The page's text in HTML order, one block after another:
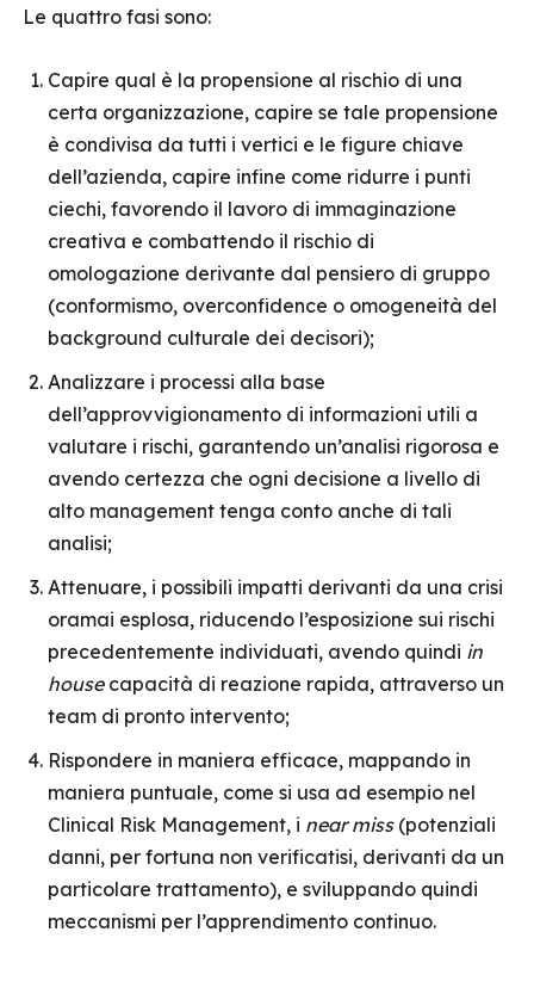
Le quattro fasi sono:
Capire qual è la propensione al rischio di una
certa organizzazione, capire se tale propensione
è condivisa da tutti i vertici e le figure chiave
dell’azienda, capire infine come ridurre i punti
ciechi, favorendo il lavoro di immaginazione
creativa e combattendo il rischio di
omologazione derivante dal pensiero di gruppo
(conformismo, overconfidence o omogeneità del
background culturale dei decisori);
Analizzare i processi alla base
dell’approvvigionamento di informazioni utili a
valutare i rischi, garantendo un’analisi rigorosa e
avendo certezza che ogni decisione a livello di
alto management tenga conto anche di tali
analisi;
Attenuare, i possibili impatti derivanti da una crisi
oramai esplosa, riducendo l’esposizione sui rischi
precedentemente individuati, avendo quindi in
housecapacità di reazione rapida, attraverso un
team di pronto intervento;
Rispondere in maniera efficace, mappando in
maniera puntuale, come si usa ad esempio nel
Clinical Risk Management, i near miss (potenziali
danni, per fortuna non verificatisi, derivanti da un
particolare trattamento), e sviluppando quindi
meccanismi per l’apprendimento continuo.